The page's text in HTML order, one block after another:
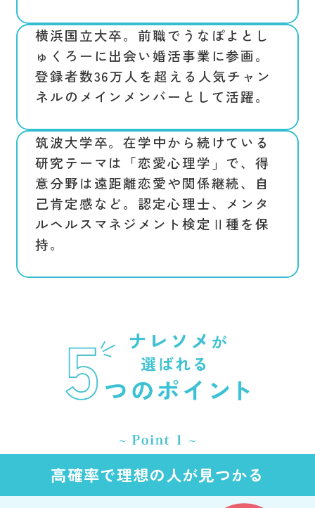
横浜国立大卒。前職でうなぽよとし
ゅくろーに出会い婚活事業に参画。
登録者数36万人を超える人気チャン
ネルのメインメンバーとして活躍。
筑波大学卒。在学中から続けている
研究テーマは「恋愛心理学」で、得
意分野は遠距離恋愛や関係継続、自
己肯定感など。認定心理士、メンタ
ルヘルスマネジメント検定Ⅱ種を保
持。
高確率で理想の人が見つかる